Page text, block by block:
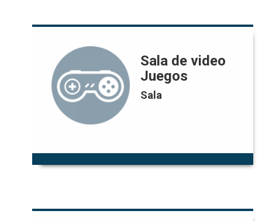
Sala de video
Juegos
Sala
Sala de video Juegos
Responsable:
Pablo Figueroa
pfiguero@uniandes.edu.co